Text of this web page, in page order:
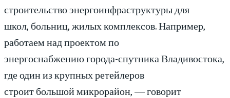
строительство энергоинфраструктуры для
школ, больниц, жилых комплексов. Например,
работаем над проектом по
энергоснабжению города-спутника Владивостока,
где один из крупных ретейлеров
строит большой микрорайон, — говорит